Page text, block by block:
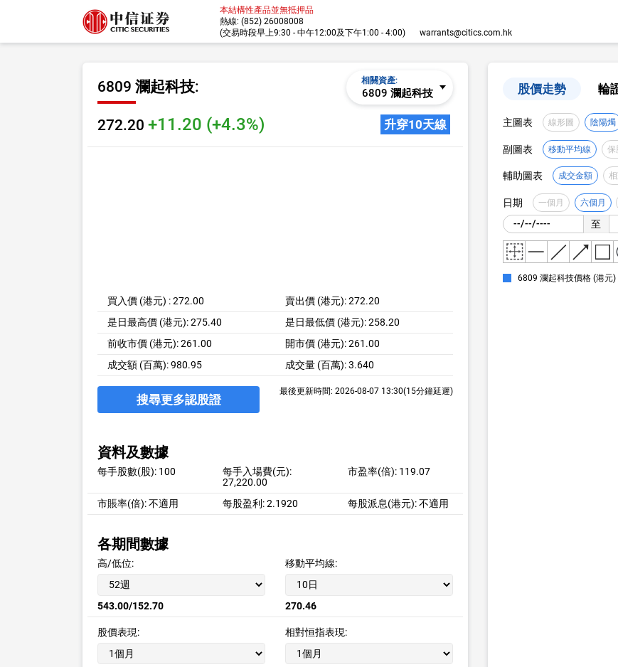
本結構性產品並無抵押品
熱線: (852) 26008008
(交易時段早上9:30 - 中午12:00及下午1:00 - 4:00)
warrants@citics.com.hk
6809 瀾起科技:
272.20 +11.20 (+4.3%)
相關資產:
6809 瀾起科技
升穿10天線
買入價 (港元) : 272.00
賣出價 (港元): 272.20
是日最高價 (港元): 275.40
是日最低價 (港元): 258.20
前收市價 (港元): 261.00
開市價 (港元): 261.00
成交額 (百萬): 980.95
成交量 (百萬): 3.640
搜尋更多認股證
最後更新時間: 2026-08-07 13:30(15分鐘延遲)
資料及數據
每手股數(股): 100
每手入場費(元):
27,220.00
市盈率(倍): 119.07
市賬率(倍):不適用 每股盈利:2.1920 每股派息(港元):不適用
各期間數據
高/低位:
543.00/152.70
移動平均線:
270.46
股價表現: 相對恒指表現:
股價走勢 輪
主圖表 線形圖 陰陽燭
副圖表 移動平均線 保
輔助圖表 成交金額
日期 一個月 六個月
至
6809 瀾起科技價格 (港元)